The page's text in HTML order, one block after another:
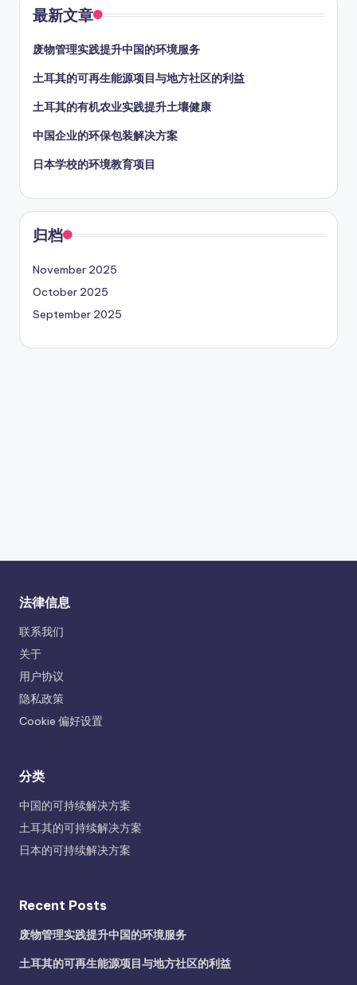
最新文章
废物管理实践提升中国的环境服务
土耳其的可再生能源项目与地方社区的利益
土耳其的有机农业实践提升土壤健康
中国企业的环保包装解决方案
日本学校的环境教育项目
归档
November 2025
October 2025
September 2025
法律信息
联系我们
关于
用户协议
隐私政策
Cookie 偏好设置
分类
中国的可持续解决方案
土耳其的可持续解决方案
日本的可持续解决方案
Recent Posts
废物管理实践提升中国的环境服务
土耳其的可再生能源项目与地方社区的利益